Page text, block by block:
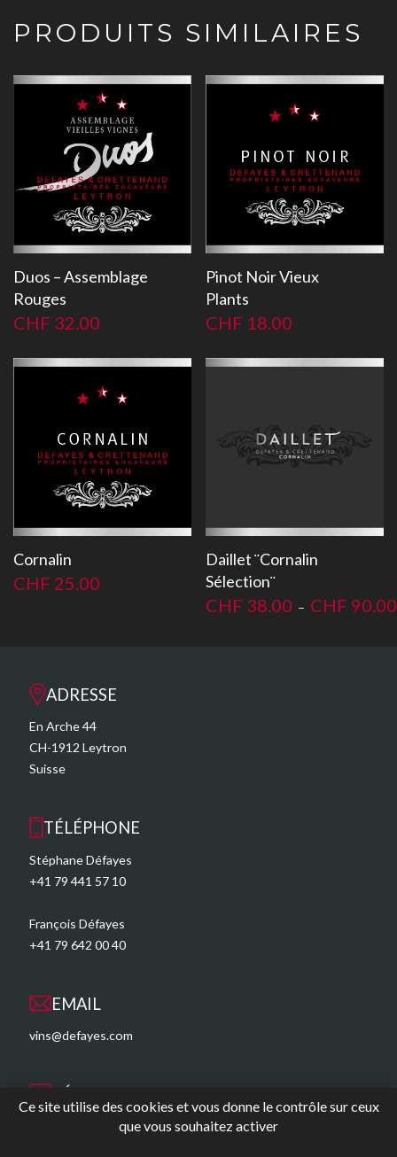
PRODUITS SIMILAIRES
Duos – Assemblage
Rouges
CHF 32.00
Pinot Noir Vieux
Plants
CHF 18.00
Cornalin
CHF 25.00
Daillet ¨Cornalin
Sélection¨
CHF 38.00 – CHF 90.00
ADRESSE
En Arche 44
CH-1912 Leytron
Suisse
TÉLÉPHONE
Stéphane Défayes
+41 79 441 57 10
François Défayes
+41 79 642 00 40
EMAIL
vins@defayes.com
RÉSEAUX SOCIAUX
Ce site utilise des cookies et vous donne le contrôle sur ceux
que vous souhaitez activer